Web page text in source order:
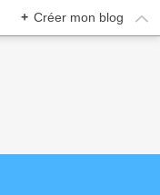
+ Créer mon blog